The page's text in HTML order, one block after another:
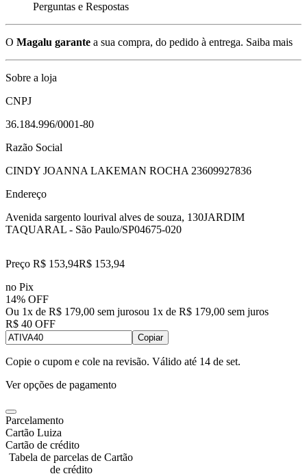
Perguntas e Respostas
O Magalu garante a sua compra, do pedido à entrega. Saiba mais
Sobre a loja
CNPJ
36.184.996/0001-80
Razão Social
CINDY JOANNA LAKEMAN ROCHA 23609927836
Endereço
Avenida sargento lourival alves de souza, 130JARDIM
TAQUARAL - São Paulo/SP04675-020
Preço R$ 153,94R$ 153,94
no Pix
14% OFF
Ou 1x de R$ 179,00 sem jurosou 1x de R$ 179,00 sem juros
R$ 40 OFF
Copiar
Copie o cupom e cole na revisão. Válido até 14 de set.
Ver opções de pagamento
Parcelamento
Cartão Luiza
Cartão de crédito
Tabela de parcelas de Cartão
de crédito